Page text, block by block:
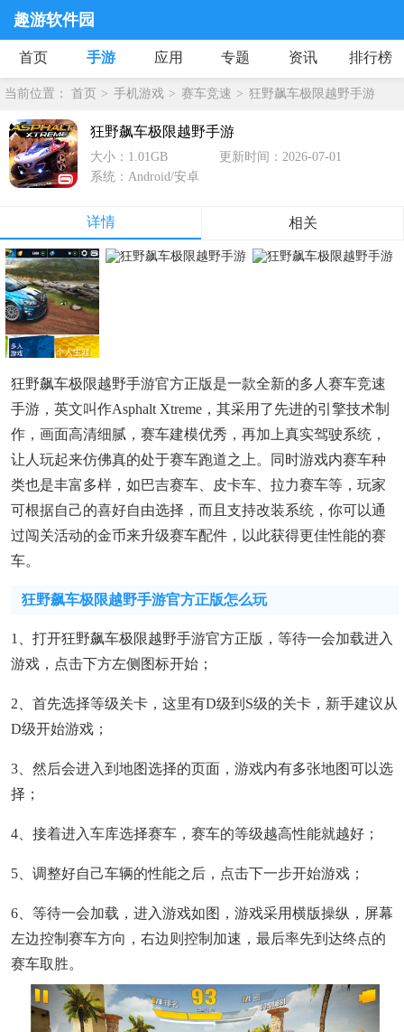
趣游软件园
首页 手游 应用 专题 资讯 排行榜
当前位置： 首页 手机游戏 赛车竞速 狂野飙车极限越野手游
狂野飙车极限越野手游
大小：1.01GB
更新时间：2026-07-01
系统：Android/安卓
详情 相关
狂野飙车极限越野手游官方正版是一款全新的多人赛车竞速
手游，英文叫作Asphalt Xtreme，其采用了先进的引擎技术制
作，画面高清细腻，赛车建模优秀，再加上真实驾驶系统，
让人玩起来仿佛真的处于赛车跑道之上。同时游戏内赛车种
类也是丰富多样，如巴吉赛车、皮卡车、拉力赛车等，玩家
可根据自己的喜好自由选择，而且支持改装系统，你可以通
过闯关活动的金币来升级赛车配件，以此获得更佳性能的赛
车。
狂野飙车极限越野手游官方正版怎么玩
1、打开狂野飙车极限越野手游官方正版，等待一会加载进入
游戏，点击下方左侧图标开始；
2、首先选择等级关卡，这里有D级到S级的关卡，新手建议从
D级开始游戏；
3、然后会进入到地图选择的页面，游戏内有多张地图可以选
择；
4、接着进入车库选择赛车，赛车的等级越高性能就越好；
5、调整好自己车辆的性能之后，点击下一步开始游戏；
6、等待一会加载，进入游戏如图，游戏采用横版操纵，屏幕
左边控制赛车方向，右边则控制加速，最后率先到达终点的
赛车取胜。